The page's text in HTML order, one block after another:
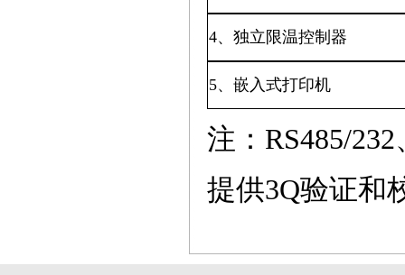
4、独立限温控制器
5、嵌入式打印机
注： RS485/
提供3Q验证和